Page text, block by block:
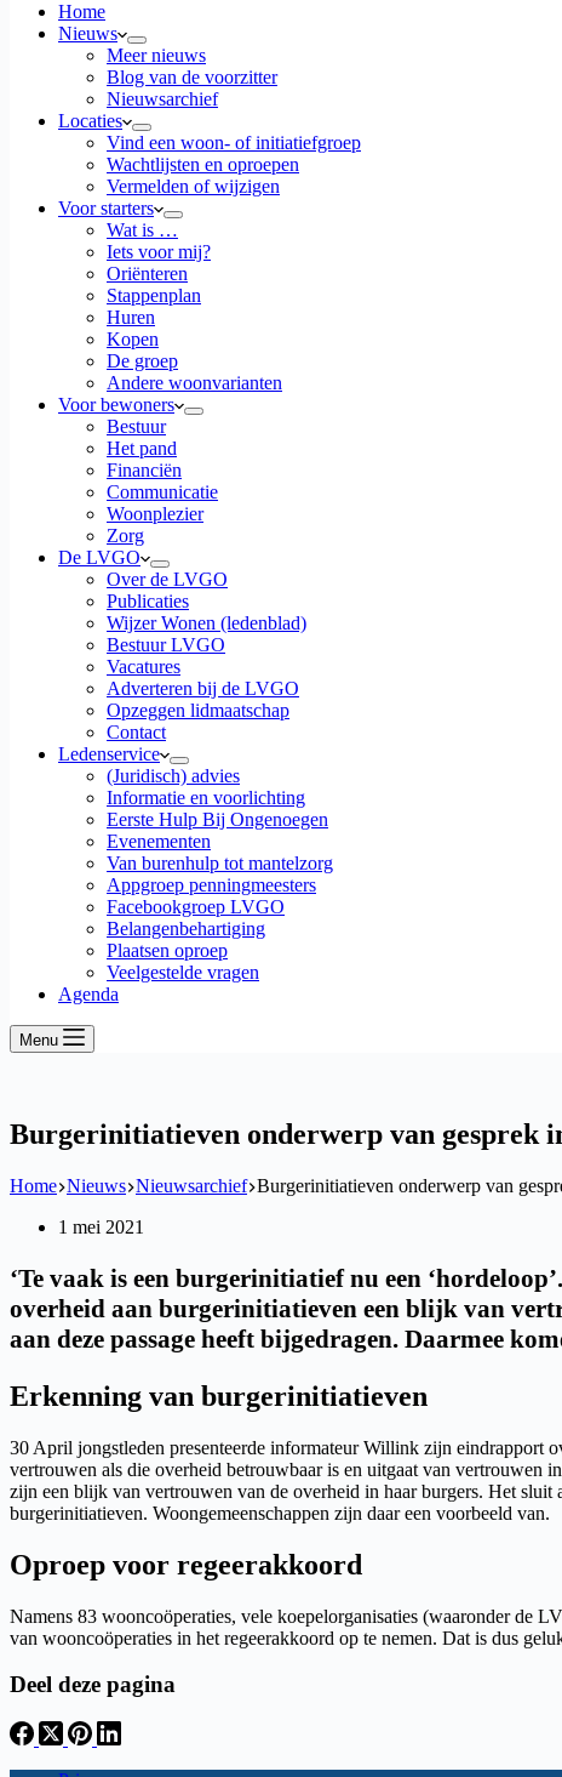
Home
Nieuws
Meer nieuws
Blog van de voorzitter
Nieuwsarchief
Locaties
Vind een woon- of initiatiefgroep
Wachtlijsten en oproepen
Vermelden of wijzigen
Voor starters
Wat is …
Iets voor mij?
Oriënteren
Stappenplan
Huren
Kopen
De groep
Andere woonvarianten
Voor bewoners
Bestuur
Het pand
Financiën
Communicatie
Woonplezier
Zorg
De LVGO
Over de LVGO
Publicaties
Wijzer Wonen (ledenblad)
Bestuur LVGO
Vacatures
Adverteren bij de LVGO
Opzeggen lidmaatschap
Contact
Ledenservice
(Juridisch) advies
Informatie en voorlichting
Eerste Hulp Bij Ongenoegen
Evenementen
Van burenhulp tot mantelzorg
Appgroep penningmeesters
Facebookgroep LVGO
Belangenbehartiging
Plaatsen oproep
Veelgestelde vragen
Agenda
Menu
Burgerinitiatieven onderwerp van gesprek
Home Nieuws Nieuwsarchief Burgerinitiatieven onderwerp van
1 mei 2021
‘Te vaak is een burgerinitiatief nu een
overheid aan burgerinitiatieven een blijk van
aan deze passage heeft bijgedragen. Daarmee
Erkenning van burgerinitiatieven
30 April jongstleden presenteerde informateur Willink zijn eindrapport
vertrouwen als die overheid betrouwbaar is en uitgaat van vertrouwen
zijn een blijk van vertrouwen van de overheid in haar burgers. Het sluit
burgerinitiatieven. Woongemeenschappen zijn daar een voorbeeld van.
Oproep voor regeerakkoord
Namens 83 wooncoöperaties, vele koepelorganisaties (waaronder de
van wooncoöperaties in het regeerakkoord op te nemen. Dat is dus
Deel deze pagina